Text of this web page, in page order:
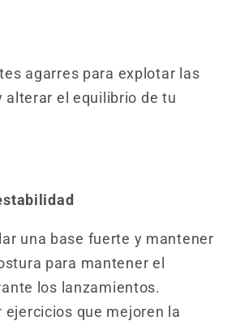
agarres para explotar las
alterar el equilibrio de tu
una base fuerte y mantener
para mantener el
los lanzamientos.
ejercicios que mejoren la